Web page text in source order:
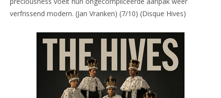
verfrissend modern. (Jan Vranken) (7/10) (Disque Hives)